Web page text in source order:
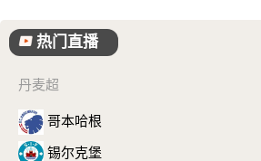
热门直播
丹麦超
哥本哈根
锡尔克堡